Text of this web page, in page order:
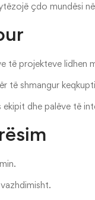
çdo mundësi
të projekteve lidhen
të shmangur
dhe palëve të